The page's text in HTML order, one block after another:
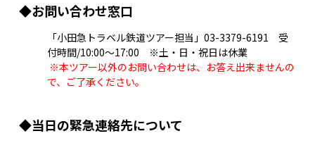
◆お問い合わせ窓口
「小田急トラベル鉄道ツアー担当」 03-3379-6191 受
付時間/10:00～17:00 ※土・日・祝日は休業
※本ツアー以外のお問い合わせは、お答え出来ませんの
で、ご了承ください。
◆当日の緊急連絡先について